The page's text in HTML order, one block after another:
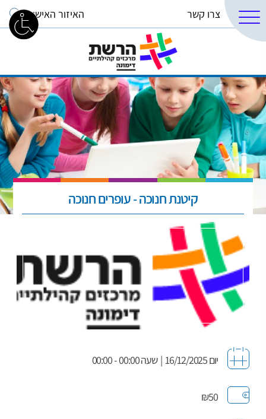
צרו קשר האיזור האישי
קיטנת חנוכה - עופרים חנוכה
יום 16/12/2025 | שעה 00:00 - 00:00
₪50